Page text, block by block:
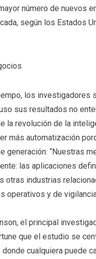
número de nuevos
según los Estados
los investigadores
sus resultados no
la revolución de la
más automatización
generación: “Nuestras
las aplicaciones
otras industrias
operativos y de
el principal
que el estudio se
cualquiera puede